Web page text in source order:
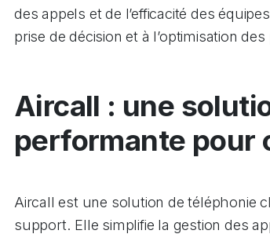
des appels et de l’efficacité des
prise de décision et à l’optimisation
Aircall : une
performante pour
Aircall est une solution de téléphonie
support. Elle simplifie la gestion des